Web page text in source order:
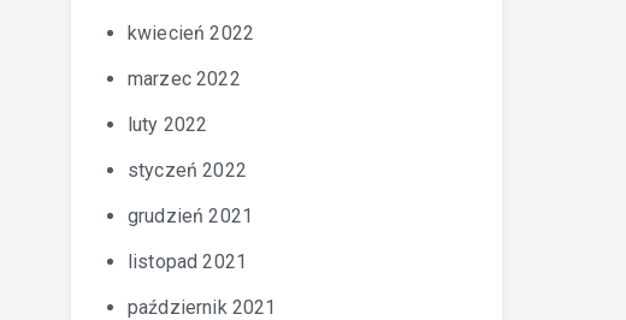
kwiecień 2022
marzec 2022
luty 2022
styczeń 2022
grudzień 2021
listopad 2021
październik 2021